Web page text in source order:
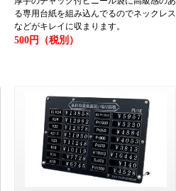
る専用台紙を組み込んでるのでネックレス
などがキレイに収まります。
500円（税別）